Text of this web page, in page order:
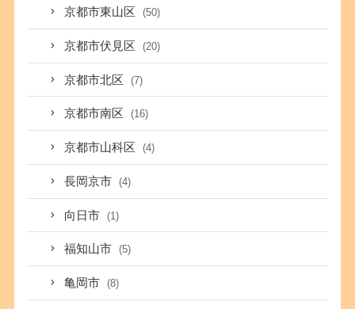
京都市東山区 (50)
京都市伏見区 (20)
京都市北区 (7)
京都市南区 (16)
京都市山科区 (4)
長岡京市 (4)
向日市 (1)
福知山市 (5)
亀岡市 (8)